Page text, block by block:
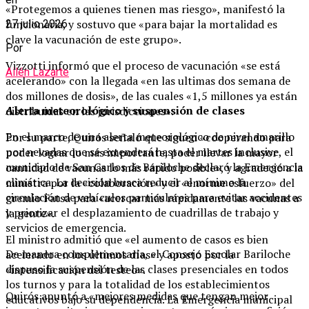
«Protegemos a quienes tienen mas riesgo», manifestó la
funcionaria, y sostuvo que «para bajar la mortalidad es
clave la vacunación de este grupo».
Vizzotti informó que el proceso de vacunación «se está
acelerando» con la llegada «en las ultimas dos semana de
dos millones de dosis», de las cuales «1,5 millones ya están
distribuidas en las jurisdicciones».
Por su parte, Quirós señaló que siguen «cooperando para
poder lograr lo más importante, poder llevar la mayor
cantidad de vacunas lo más rápido posible», y agradeció a la
ministra por la «colaboración» y el «enorme esfuerzo» del
gremio Fatsa para «acercar más rápidamente las vacunas a
la gente».
El ministro admitió que «el aumento de casos es bien
acelerado en los últimos días» y apostó por la
«intensificación del testeo».
Quirós apuntó a «mejores medidas que tengan mejor
27 julio 2026
Por
Ailén Lazarte
Alerta meteorológico y suspensión de clases
En el marco de una alerta meteorológico de nivel amarillo
por nevadas que se extenderá hasta el martes inclusive, el
municipio de San Carlos de Bariloche declaró la Emergencia
climática. La decisión busca reducir al mínimo la
circulación de vehículos particulares para evitar accidentes
y priorizar el desplazamiento de cuadrillas de trabajo y
servicios de emergencia.
De manera complementaria, el Consejo Escolar Bariloche
dispuso la suspensión de las clases presenciales en todos
los turnos y para la totalidad de los establecimientos
educativos bajo su dependencia. La Emergencia municipal